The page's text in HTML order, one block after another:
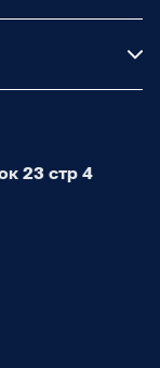
23 стр 4